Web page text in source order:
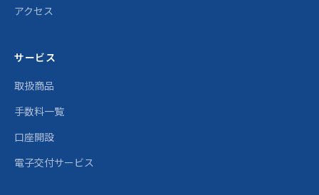
アクセス
サービス
取扱商品
手数料一覧
口座開設
電子交付サービス